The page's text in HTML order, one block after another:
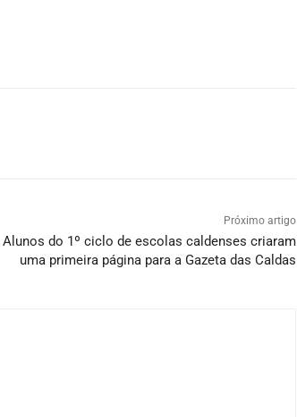
Próximo artigo
Alunos do 1º ciclo de escolas caldenses criaram
uma primeira página para a Gazeta das Caldas